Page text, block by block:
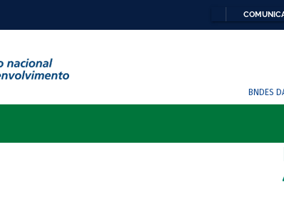
BNDES